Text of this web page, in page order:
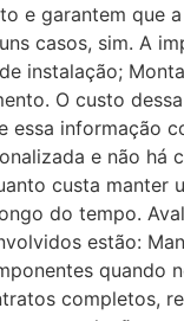
e garantem que
casos, sim. A
instalação;
O custo
essa informação
e não há
custa
do tempo.
estão:
quando
completos,